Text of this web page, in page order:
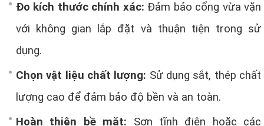
Đo kích thước chính xác: Đảm bảo cổng vừa vặn
với không gian lắp đặt và thuận tiện trong sử
dụng.
Chọn vật liệu chất lượng: Sử dụng sắt, thép chất
lượng cao để đảm bảo độ bền và an toàn.
Hoàn thiện bề mặt: Sơn tĩnh điện hoặc các